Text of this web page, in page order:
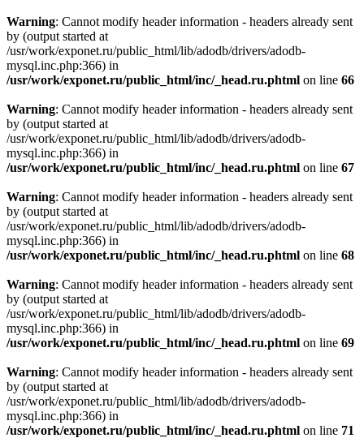
Warning: Cannot modify header information - headers already sent
by (output started at
/usr/work/exponet.ru/public_html/lib/adodb/drivers/adodb-
mysql.inc.php:366) in
/usr/work/exponet.ru/public_html/inc/_head.ru.phtml on line 66
Warning: Cannot modify header information - headers already sent
by (output started at
/usr/work/exponet.ru/public_html/lib/adodb/drivers/adodb-
mysql.inc.php:366) in
/usr/work/exponet.ru/public_html/inc/_head.ru.phtml on line 67
Warning: Cannot modify header information - headers already sent
by (output started at
/usr/work/exponet.ru/public_html/lib/adodb/drivers/adodb-
mysql.inc.php:366) in
/usr/work/exponet.ru/public_html/inc/_head.ru.phtml on line 68
Warning: Cannot modify header information - headers already sent
by (output started at
/usr/work/exponet.ru/public_html/lib/adodb/drivers/adodb-
mysql.inc.php:366) in
/usr/work/exponet.ru/public_html/inc/_head.ru.phtml on line 69
Warning: Cannot modify header information - headers already sent
by (output started at
/usr/work/exponet.ru/public_html/lib/adodb/drivers/adodb-
mysql.inc.php:366) in
/usr/work/exponet.ru/public_html/inc/_head.ru.phtml on line 71